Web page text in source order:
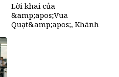
Lời khai của
&amp;apos;Vua
Quạt&amp;apos;, Khánh